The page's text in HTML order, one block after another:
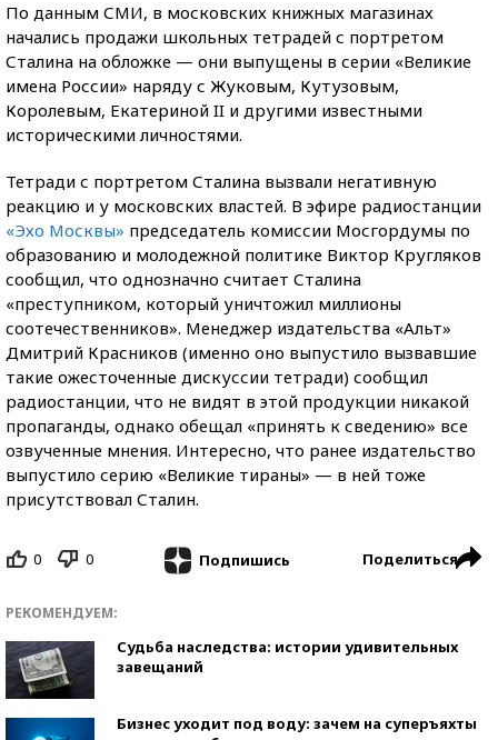
По данным СМИ, в московских книжных магазинах
начались продажи школьных тетрадей с портретом
Сталина на обложке — они выпущены в серии «Великие
имена России» наряду с Жуковым, Кутузовым,
Королевым, Екатериной II и другими известными
историческими личностями.
Тетради с портретом Сталина вызвали негативную
реакцию и у московских властей. В эфире радиостанции
«Эхо Москвы» председатель комиссии Мосгордумы по
образованию и молодежной политике Виктор Кругляков
сообщил, что однозначно считает Сталина
«преступником, который уничтожил миллионы
соотечественников». Менеджер издательства «Альт»
Дмитрий Красников (именно оно выпустило вызвавшие
такие ожесточенные дискуссии тетради) сообщил
радиостанции, что не видят в этой продукции никакой
пропаганды, однако обещал «принять к сведению» все
озвученные мнения. Интересно, что ранее издательство
выпустило серию «Великие тираны» — в ней тоже
присутствовал Сталин.
0 0 Подпишись Поделиться
РЕКОМЕНДУЕМ:
Судьба наследства: истории удивительных
завещаний
Бизнес уходит под воду: зачем на суперъяхты